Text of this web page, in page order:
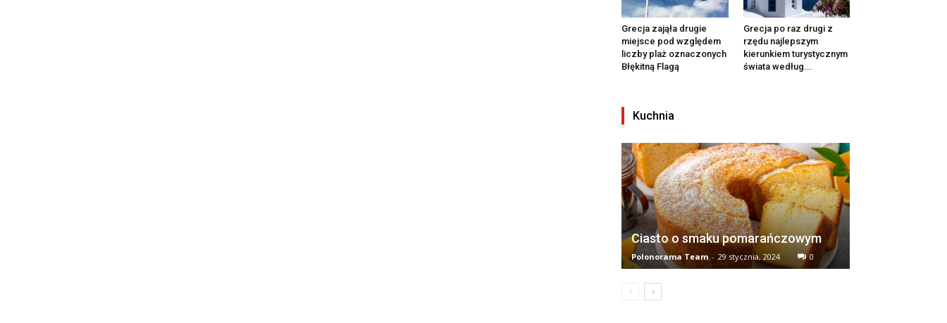
Grecja zająła drugie
miejsce pod względem
liczby plaż oznaczonych
Błękitną Flagą
Grecja po raz drugi z
rzędu najlepszym
kierunkiem turystycznym
świata według...
Kuchnia
Ciasto o smaku pomarańczowym
Polonorama Team - 29 stycznia, 2024 0